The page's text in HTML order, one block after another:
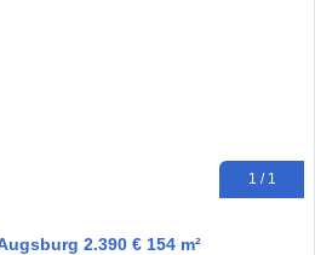
1 / 1
2.390 € 154 m²